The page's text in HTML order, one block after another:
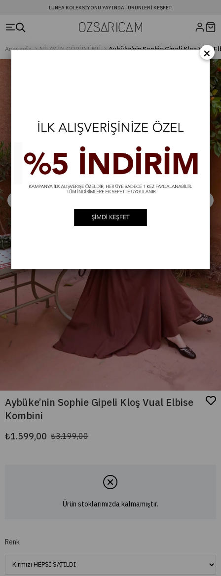
LUNÉA KOLEKSIYONU YAYINDA! ÜRÜNLERI KEŞFET!
Anasayfa NİLAY'IN GÖRÜNÜMÜ Aybüke’nin Sophie Gipeli Kloş Vual
Aybüke’nin Sophie Gipeli Kloş Vual Elbise
Kombini
₺3.199,00
₺1.599,00
Ürün stoklarımızda kalmamıştır.
Renk
×